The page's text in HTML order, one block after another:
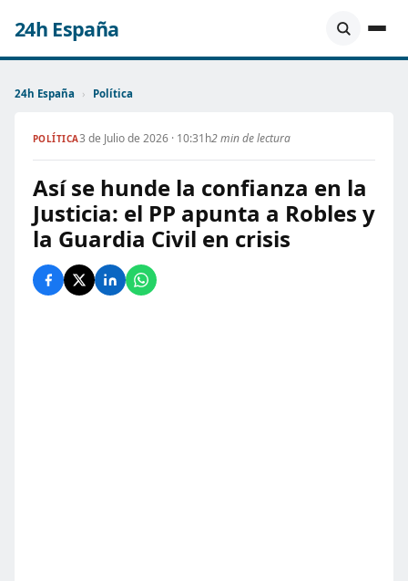
24h España
24h España › Política
POLÍTICA3 de Julio de 2026 · 10:31h2 min de lectura
Así se hunde la confianza en la
Justicia: el PP apunta a Robles y
la Guardia Civil en crisis